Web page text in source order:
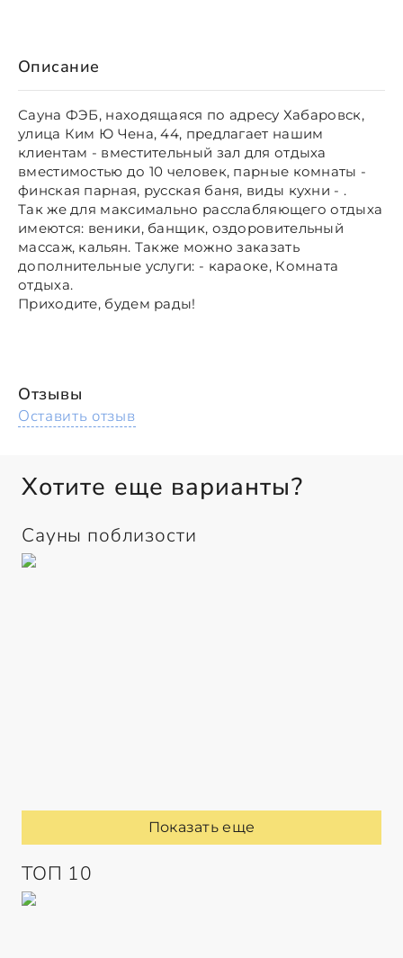
Описание
Сауна ФЭБ, находящаяся по адресу Хабаровск,
улица Ким Ю Чена, 44, предлагает нашим
клиентам - вместительный зал для отдыха
вместимостью до 10 человек, парные комнаты -
финская парная, русская баня, виды кухни - .
Так же для максимально расслабляющего отдыха
имеются: веники, банщик, оздоровительный
массаж, кальян. Также можно заказать
дополнительные услуги: - караоке, Комната
отдыха.
Приходите, будем рады!
Отзывы
Оставить отзыв
Хотите еще варианты?
Сауны поблизости
Показать еще
ТОП 10